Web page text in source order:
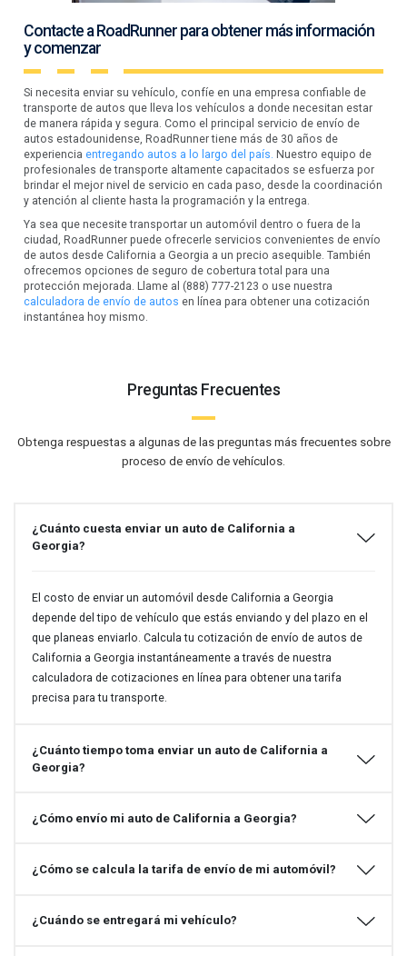
Contacte a RoadRunner para obtener más información
y comenzar
Si necesita enviar su vehículo, confíe en una empresa confiable de
transporte de autos que lleva los vehículos a donde necesitan estar
de manera rápida y segura. Como el principal servicio de envío de
autos estadounidense, RoadRunner tiene más de 30 años de
experienciaentregando autos a lo largo del país. Nuestro equipo de
profesionales de transporte altamente capacitados se esfuerza por
brindar el mejor nivel de servicio en cada paso, desde la coordinación
y atención al cliente hasta la programación y la entrega.
Ya sea que necesite transportar un automóvil dentro o fuera de la
ciudad, RoadRunner puede ofrecerle servicios convenientes de envío
de autos desde California a Georgia a un precio asequible. También
ofrecemos opciones de seguro de cobertura total para una
protección mejorada. Llame al (888) 777-2123 o use nuestra
calculadora de envío de autos en línea para obtener una cotización
instantánea hoy mismo.
Preguntas Frecuentes
Obtenga respuestas a algunas de las preguntas más frecuentes sobre
proceso de envío de vehículos.
¿Cuánto cuesta enviar un auto de California a
Georgia?
El costo de enviar un automóvil desde California a Georgia
depende del tipo de vehículo que estás enviando y del plazo en el
que planeas enviarlo. Calcula tu cotización de envío de autos de
California a Georgia instantáneamente a través de nuestra
calculadora de cotizaciones en línea para obtener una tarifa
precisa para tu transporte.
¿Cuánto tiempo toma enviar un auto de California a
Georgia?
¿Cómo envío mi auto de California a Georgia?
¿Cómo se calcula la tarifa de envío de mi automóvil?
¿Cuándo se entregará mi vehículo?